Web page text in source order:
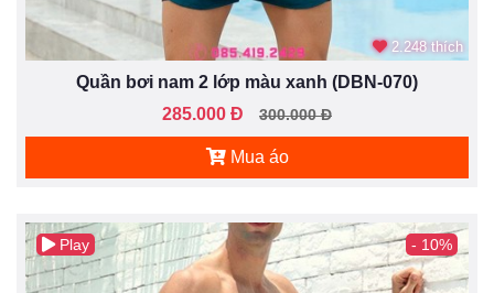
2.248 thích
Quần bơi nam 2 lớp màu xanh (DBN-070)
285.000 Đ
300.000 Đ
Mua áo
- 10%
Play